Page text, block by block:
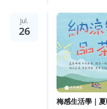
Jul.
26
梅感生活學｜